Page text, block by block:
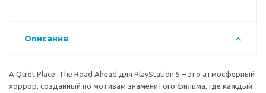
Описание
A Quiet Place: The Road Ahead для PlayStation 5 – это атмосферный
хоррор, созданный по мотивам знаменитого фильма, где каждый